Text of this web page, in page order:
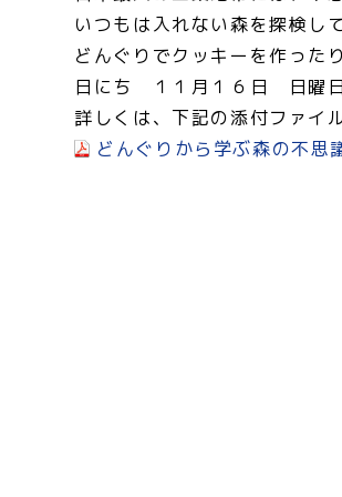
いつもは入れない森を探検し
どんぐりでクッキーを作った
日にち １１月１６日 日曜日
詳しくは、下記の添付ファイ
どんぐりから学ぶ森の不思